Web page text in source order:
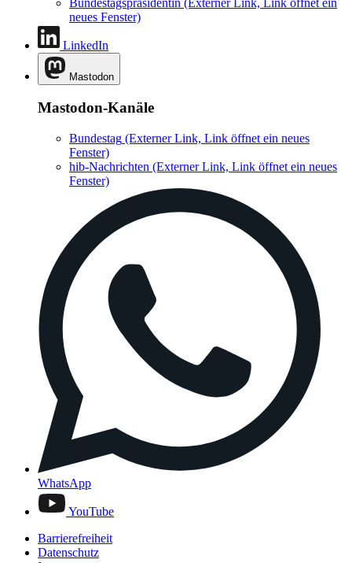
neues Fenster)
LinkedIn
Mastodon
Mastodon-Kanäle
Bundestag (Externer Link, Link öffnet ein neues
Fenster)
hib-Nachrichten (Externer Link, Link öffnet ein neues
Fenster)
WhatsApp
YouTube
Barrierefreiheit
Datenschutz